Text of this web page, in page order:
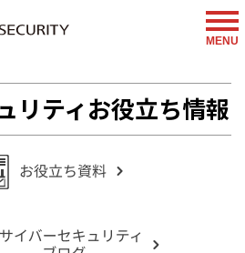
MENU
リティお役立ち情報